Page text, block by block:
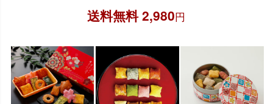
送料無料 2,980円